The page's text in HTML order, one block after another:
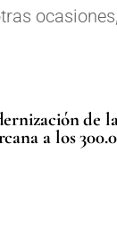
ocasiones,
de
a los